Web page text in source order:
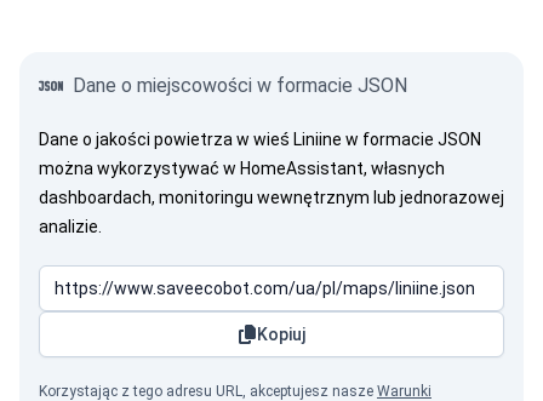
Dane o miejscowości w formacie JSON
Dane o jakości powietrza w wieś Liniine w formacie JSON
można wykorzystywać w HomeAssistant, własnych
dashboardach, monitoringu wewnętrznym lub jednorazowej
analizie.
Kopiuj
Korzystając z tego adresu URL, akceptujesz nasze Warunki